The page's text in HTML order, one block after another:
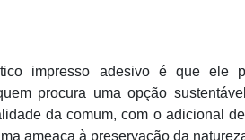
impresso adesivo é que ele
procura uma opção
da comum, com o adicional
ameaça à preservação da